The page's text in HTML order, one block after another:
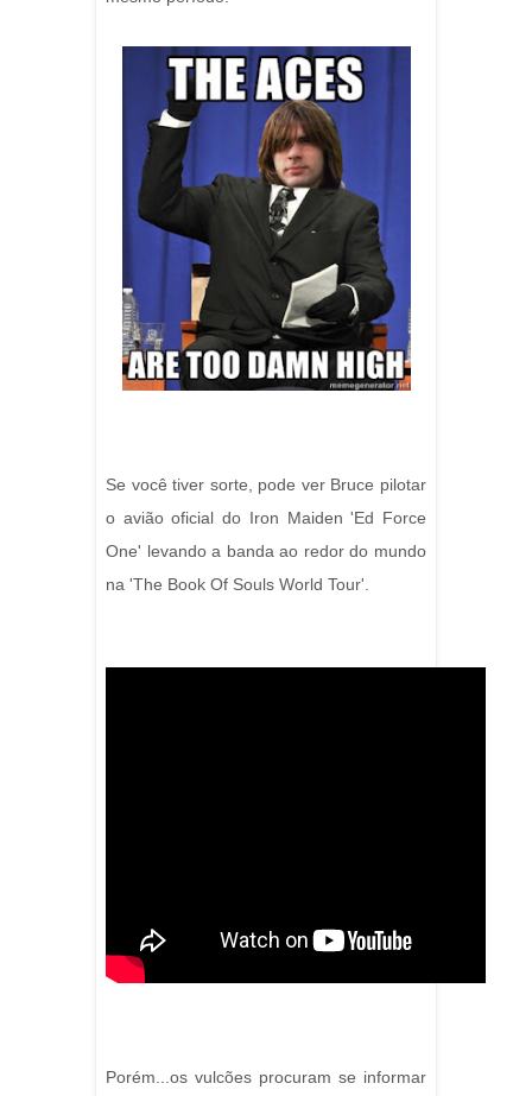
Se você tiver sorte, pode ver Bruce pilotar
o avião oficial do Iron Maiden 'Ed Force
One' levando a banda ao redor do mundo
na 'The Book Of Souls World Tour'.
Porém...os vulcões procuram se informar